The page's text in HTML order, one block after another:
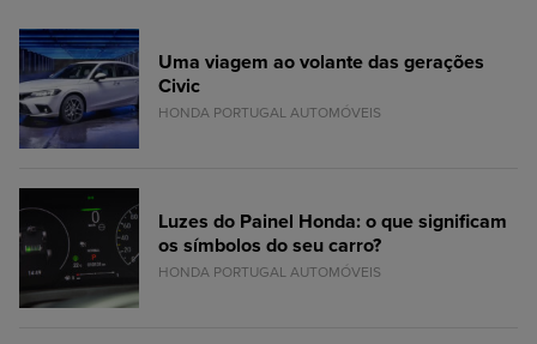
Uma viagem ao volante das gerações
Civic
HONDA PORTUGAL AUTOMÓVEIS
Luzes do Painel Honda: o que significam
os símbolos do seu carro?
HONDA PORTUGAL AUTOMÓVEIS